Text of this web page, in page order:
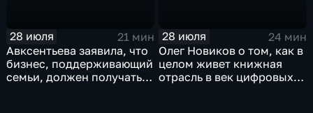
28 июля
21 мин
Авксентьева заявила, что
бизнес, поддерживающий
семьи, должен получать
28 июля
24 мин
Олег Новиков о том, как в
целом живет книжная
отрасль в век цифровых